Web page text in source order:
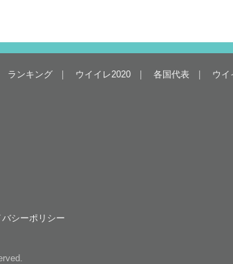
ランキング ウイイレ2020 各国代表 ウイ
バシーポリシー